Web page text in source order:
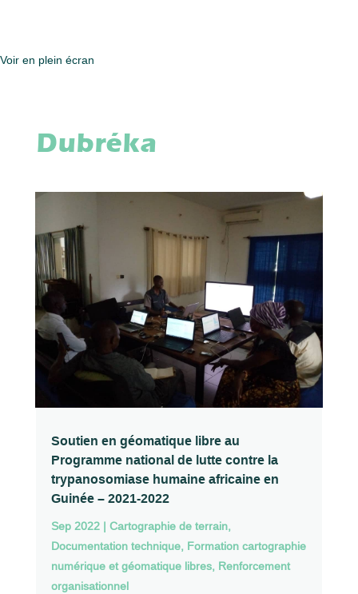
Voir en plein écran
Dubréka
Soutien en géomatique libre au
Programme national de lutte contre la
trypanosomiase humaine africaine en
Guinée – 2021-2022
Sep 2022| Cartographie de terrain,
Documentation technique, Formation cartographie
numérique et géomatique libres, Renforcement
organisationnel